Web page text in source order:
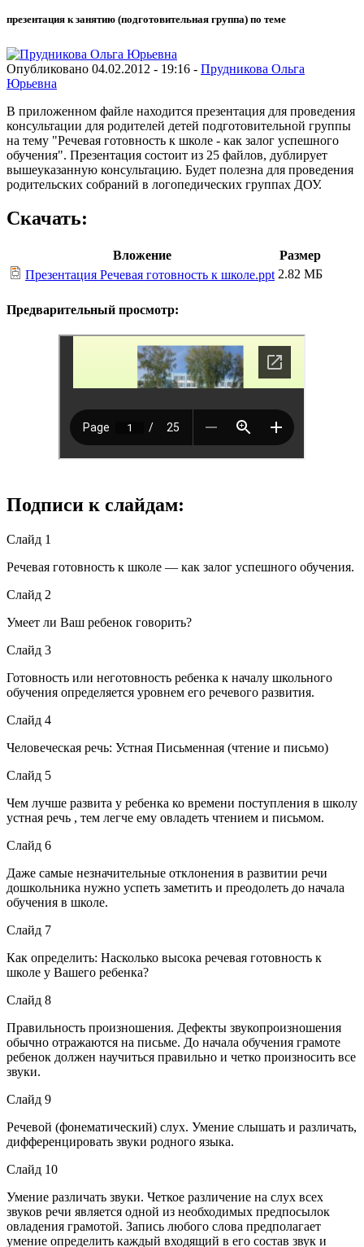
презентация к занятию (подготовительная группа) по теме
Опубликовано 04.02.2012 - 19:16 - Прудникова Ольга
Юрьевна
В приложенном файле находится презентация для проведения
консультации для родителей детей подготовительной группы
на тему "Речевая готовность к школе - как залог успешного
обучения". Презентация состоит из 25 файлов, дублирует
вышеуказанную консультацию. Будет полезна для проведения
родительских собраний в логопедических группах ДОУ.
Скачать:
Вложение
Размер
Презентация Речевая готовность к школе.ppt 2.82 МБ
Предварительный просмотр:
Подписи к слайдам:
Слайд 1
Речевая готовность к школе — как залог успешного обучения.
Слайд 2
Умеет ли Ваш ребенок говорить?
Слайд 3
Готовность или неготовность ребенка к началу школьного
обучения определяется уровнем его речевого развития.
Слайд 4
Человеческая речь: Устная Письменная (чтение и письмо)
Слайд 5
Чем лучше развита у ребенка ко времени поступления в школу
устная речь , тем легче ему овладеть чтением и письмом.
Слайд 6
Даже самые незначительные отклонения в развитии речи
дошкольника нужно успеть заметить и преодолеть до начала
обучения в школе.
Слайд 7
Как определить: Насколько высока речевая готовность к
школе у Вашего ребенка?
Слайд 8
Правильность произношения. Дефекты звукопроизношения
обычно отражаются на письме. До начала обучения грамоте
ребенок должен научиться правильно и четко произносить все
звуки.
Слайд 9
Речевой (фонематический) слух. Умение слышать и различать,
дифференцировать звуки родного языка.
Слайд 10
Умение различать звуки. Четкое различение на слух всех
звуков речи является одной из необходимых предпосылок
овладения грамотой. Запись любого слова предполагает
умение определить каждый входящий в его состав звук и